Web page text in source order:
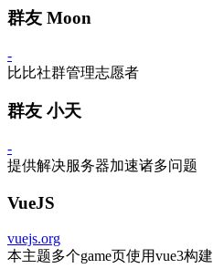
群友 Moon
-
比比社群管理志愿者
群友 小天
-
提供解决服务器加速诸多问题
VueJS
vuejs.org
本主题多个game页使用vue3构建